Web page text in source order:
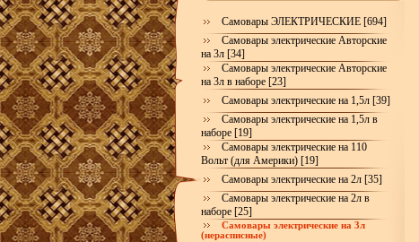
Самовары ЭЛЕКТРИЧЕСКИЕ [694]
Самовары электрические Авторские
на 3л [34]
Самовары электрические Авторские
на 3л в наборе [23]
Самовары электрические на 1,5л [39]
Самовары электрические на 1,5л в
наборе [19]
Самовары электрические на 110
Вольт (для Америки) [19]
Самовары электрические на 2л [35]
Самовары электрические на 2л в
наборе [25]
Самовары электрические на 3л
(нерасписные)